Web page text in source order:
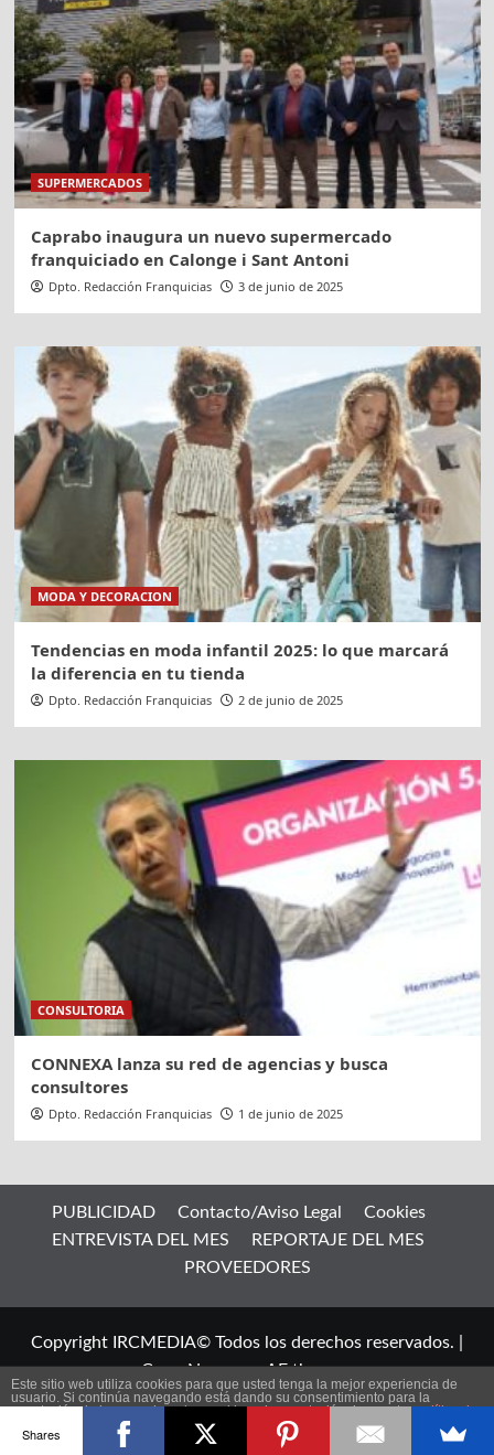
SUPERMERCADOS
Caprabo inaugura un nuevo supermercado
franquiciado en Calonge i Sant Antoni
Dpto. Redacción Franquicias 3 de junio de 2025
MODA Y DECORACION
Tendencias en moda infantil 2025: lo que marcará
la diferencia en tu tienda
Dpto. Redacción Franquicias 2 de junio de 2025
CONSULTORIA
CONNEXA lanza su red de agencias y busca
consultores
Dpto. Redacción Franquicias 1 de junio de 2025
PUBLICIDAD Contacto/Aviso Legal
Cookies
ENTREVISTA DEL MES
REPORTAJE DEL MES
PROVEEDORES
Copyright IRCMEDIA© Todos los derechos reservados.
CoverNewspor AF themes.
Este sitio web utiliza cookies para que usted tenga la mejor experiencia de
usuario. Si continúa navegando está dando su consentimiento para la
aceptación de las mencionadas cookies y la aceptación de nuestrapolítica de
, pinche el enlace para mayor información.
plugin cookies
Shares